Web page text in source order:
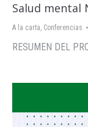
Salud mental
A la carta, Conferencias
RESUMEN DEL